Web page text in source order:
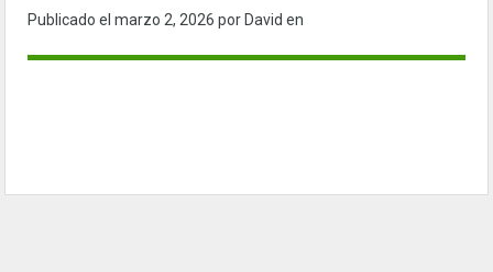
Publicado el marzo 2, 2026 por David en